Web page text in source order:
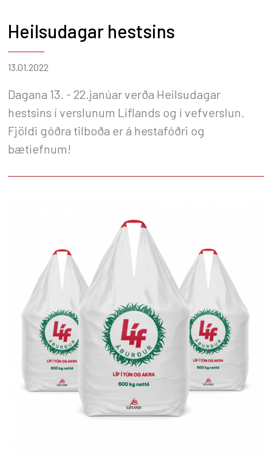
Heilsudagar hestsins
13.01.2022
Dagana 13. - 22.janúar verða Heilsudagar
hestsins í verslunum Líflands og í vefverslun.
Fjöldi góðra tilboða er á hestafóðri og
bætiefnum!